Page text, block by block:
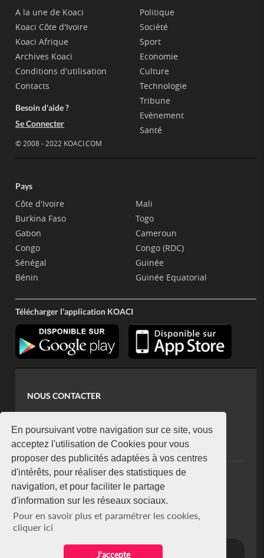
En poursuivant votre navigation sur ce site, vous
acceptez l'utilisation de Cookies pour vous
proposer des publicités adaptées à vos centres
d'intérêts, pour réaliser des statistiques de
navigation, et pour faciliter le partage
d'information sur les réseaux sociaux.
Pour en savoir plus et paramétrer les cookies,
cliquer ici
J'accepte
A la une de Koaci
Koaci Côte d'Ivoire
Koaci Afrique
Archives Koaci
Conditions d'utilisation
Contacts
Besoin d'aide ?
Se Connecter
© 2008 - 2022 KOACI.COM
Politique
Société
Sport
Economie
Culture
Technologie
Tribune
Evènement
Santé
Pays
Côte d'Ivoire
Burkina Faso
Gabon
Congo
Sénégal
Bénin
Mali
Togo
Cameroun
Congo (RDC)
Guinée
Guinée Equatorial
Télécharger l'application KOACI
NOUS CONTACTER
koaci@yahoo.fr
+225 07 08 85 52 93
NEWSLETTER
Restez connecté via notre newsletter
S'abonner
Se désabonner